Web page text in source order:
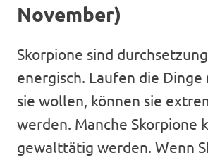
November)
Skorpione sind
energisch. Laufen die Dinge
sie wollen, können sie
werden. Manche Skorpione
gewalttätig werden. Wenn